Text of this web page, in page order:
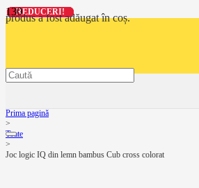
produsa fost adăugat în coș.
Prima pagină
>
Toate
>
Joc logic IQ din lemn bambus Cub cross colorat
REDUCERI!
REDUCERI!
REDUCERI!
REDUCERI!